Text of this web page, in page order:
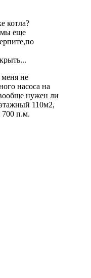
котла?
еще
не
насоса на
нужен ли
110м2,
700 п.м.